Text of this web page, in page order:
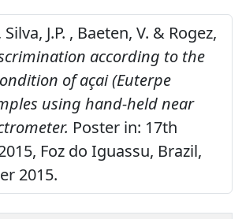
J.P. , Baeten, V. & Rogez,
according to the
of açai (Euterpe
using hand-held near
Poster in: 17th
Foz do Iguassu, Brazil,
2015.